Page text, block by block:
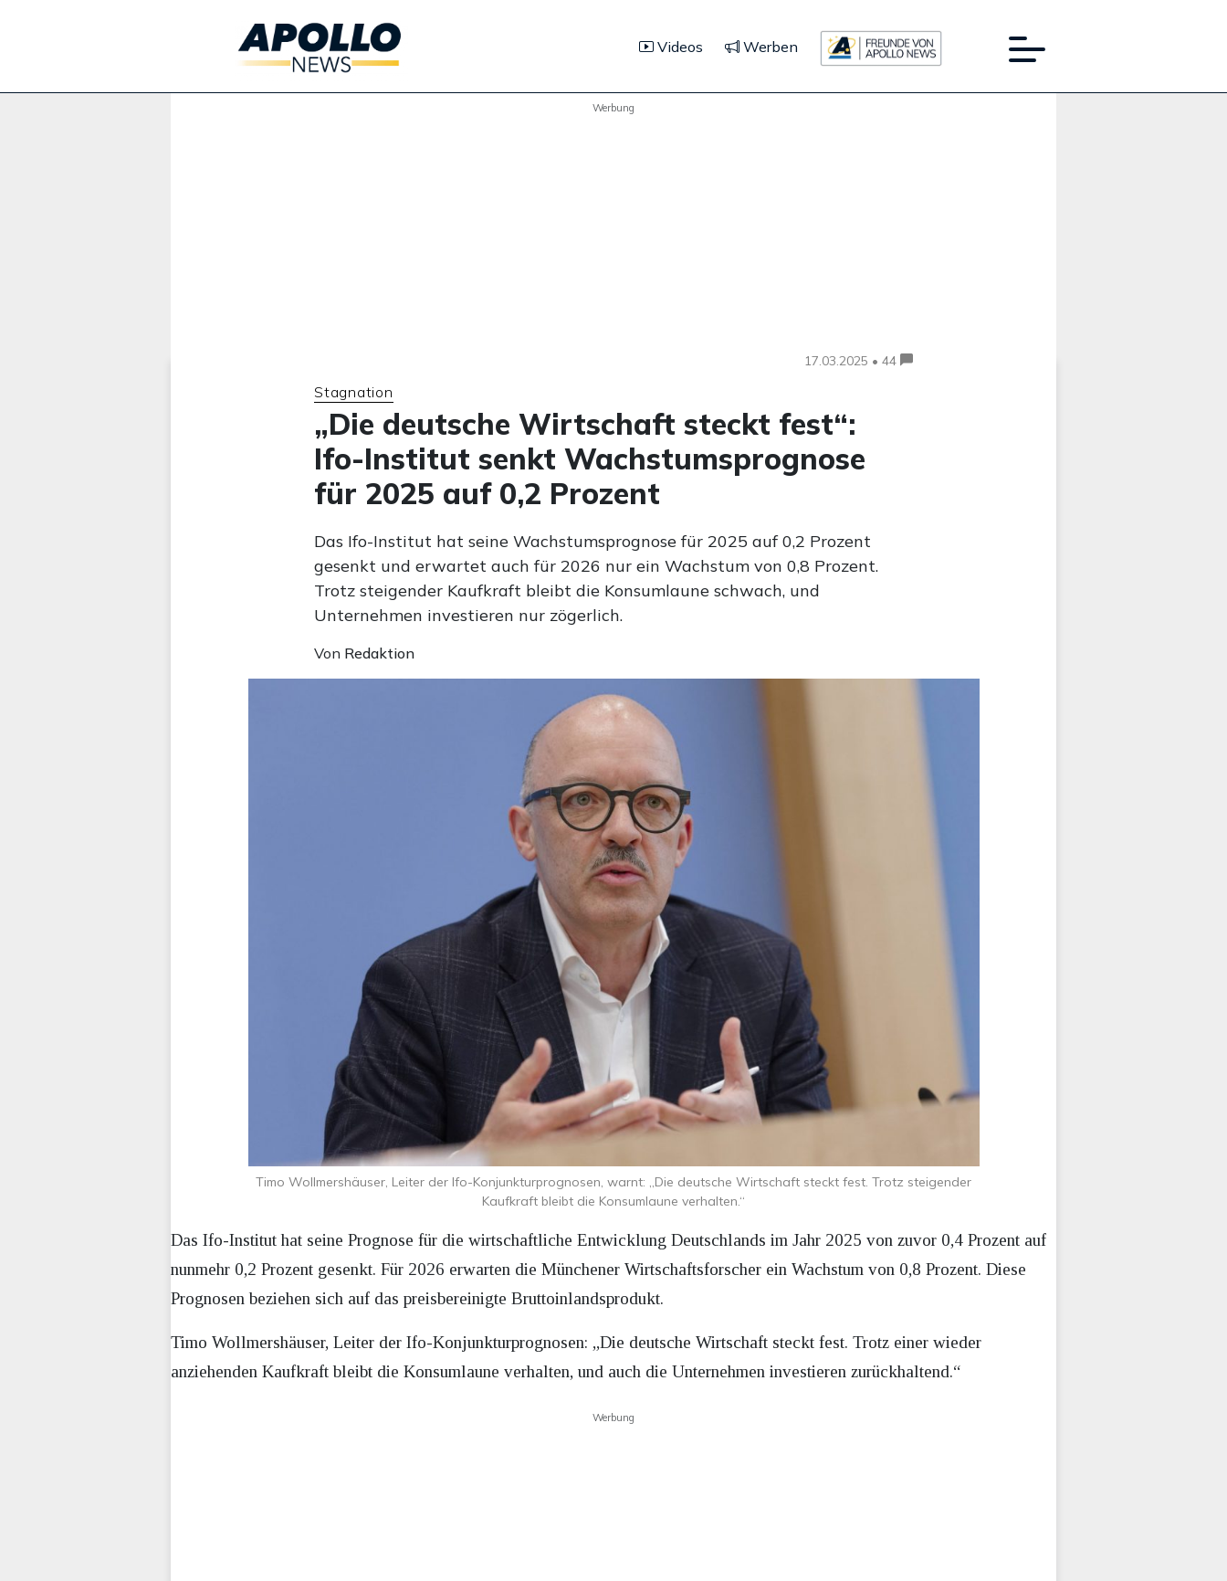
Videos Werben
Werbung
17.03.2025 • 44
Stagnation
„Die deutsche Wirtschaft steckt fest“:
Ifo-Institut senkt Wachstumsprognose
für 2025 auf 0,2 Prozent
Das Ifo-Institut hat seine Wachstumsprognose für 2025 auf 0,2 Prozent
gesenkt und erwartet auch für 2026 nur ein Wachstum von 0,8 Prozent.
Trotz steigender Kaufkraft bleibt die Konsumlaune schwach, und
Unternehmen investieren nur zögerlich.
Von Redaktion
Timo Wollmershäuser, Leiter der Ifo-Konjunkturprognosen, warnt: „Die deutsche Wirtschaft steckt fest. Trotz steigender
Kaufkraft bleibt die Konsumlaune verhalten.“
Das Ifo-Institut hat seine Prognose für die wirtschaftliche Entwicklung Deutschlands im Jahr 2025 von zuvor 0,4 Prozent auf
nunmehr 0,2 Prozent gesenkt. Für 2026 erwarten die Münchener Wirtschaftsforscher ein Wachstum von 0,8 Prozent. Diese
Prognosen beziehen sich auf das preisbereinigte Bruttoinlandsprodukt.
Timo Wollmershäuser, Leiter der Ifo-Konjunkturprognosen: „Die deutsche Wirtschaft steckt fest. Trotz einer wieder
anziehenden Kaufkraft bleibt die Konsumlaune verhalten, und auch die Unternehmen investieren zurückhaltend.“
Werbung